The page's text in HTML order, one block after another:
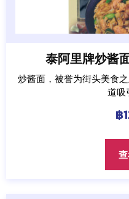
泰阿里牌炒酱
炒酱面，被誉为街头美食
道吸
฿